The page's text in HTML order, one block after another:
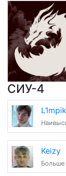
СИУ-4
Keizy